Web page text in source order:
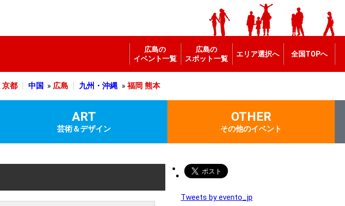
広島の
イベント一覧
広島の
スポット一覧
エリア選択へ 全国TOPへ
京都 中国 » 広島 九州・沖縄 » 福岡 熊本
ART
芸術＆デザイン
OTHER
その他のイベント
Tweets by evento_jp